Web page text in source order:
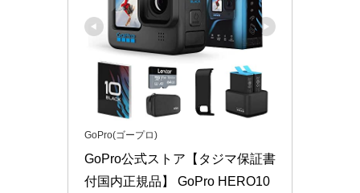
GoPro(ゴープロ)
GoPro公式ストア【タジマ保証書
付国内正規品】 GoPro HERO10